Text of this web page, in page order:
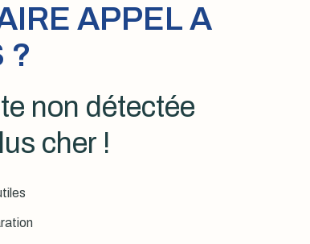
APPEL A
?
non détectée
cher !